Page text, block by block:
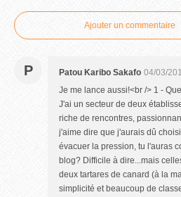
Ajouter un commentaire
P Patou Karibo Sakafo 04/03/
Je me lance aussi!<br /> 1 -
J'ai un secteur de deux
riche de rencontres,
j'aime dire que j'aurais dû
évacuer la pression, tu l'auras
blog? Difficile à dire...mais
deux tartares de canard (à la
simplicité et beaucoup de